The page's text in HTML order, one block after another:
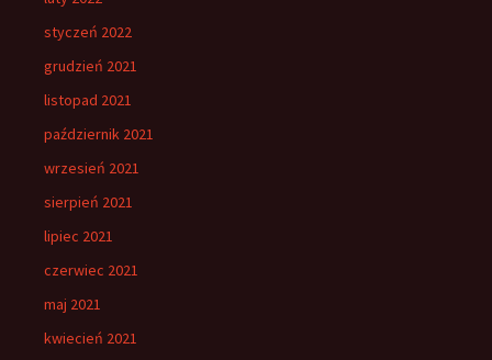
styczeń 2022
grudzień 2021
listopad 2021
październik 2021
wrzesień 2021
sierpień 2021
lipiec 2021
czerwiec 2021
maj 2021
kwiecień 2021